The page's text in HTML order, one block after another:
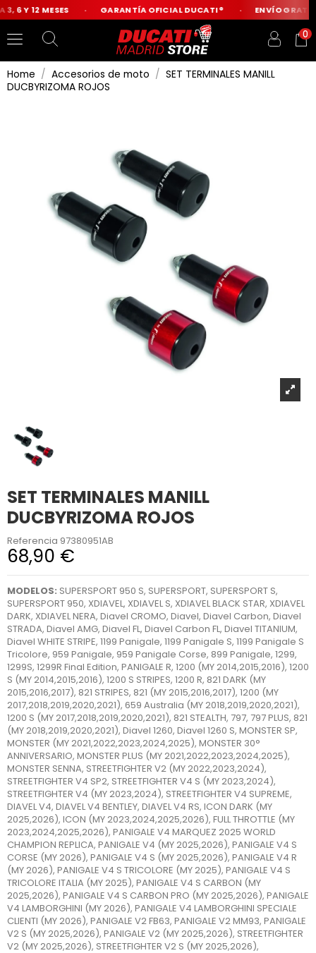
6 Y 12 MESES GARANTÍA OFICIAL DUCATI® ENVÍO GRATIS
0
Home Accesorios de moto
SET TERMINALES MANILL
DUCBYRIZOMA ROJOS
SET TERMINALES MANILL
DUCBYRIZOMA ROJOS
Referencia 97380951AB
68,90 €
MODELOS: SUPERSPORT 950 S, SUPERSPORT, SUPERSPORT S,
SUPERSPORT 950, XDIAVEL, XDIAVEL S, XDIAVEL BLACK STAR, XDIAVEL
DARK, XDIAVEL NERA, Diavel CROMO, Diavel, Diavel Carbon, Diavel
STRADA, Diavel AMG, Diavel FL, Diavel Carbon FL, Diavel TITANIUM,
Diavel WHITE STRIPE, 1199 Panigale, 1199 Panigale S, 1199 Panigale S
Tricolore, 959 Panigale, 959 Panigale Corse, 899 Panigale, 1299,
1299S, 1299R Final Edition, PANIGALE R, 1200 (MY 2014,2015,2016), 1200
S (MY 2014,2015,2016), 1200 S STRIPES, 1200 R, 821 DARK (MY
2015,2016,2017), 821 STRIPES, 821 (MY 2015,2016,2017), 1200 (MY
2017,2018,2019,2020,2021), 659 Australia (MY 2018,2019,2020,2021),
1200 S (MY 2017,2018,2019,2020,2021), 821 STEALTH, 797, 797 PLUS, 821
(MY 2018,2019,2020,2021), Diavel 1260, Diavel 1260 S, MONSTER SP,
MONSTER (MY 2021,2022,2023,2024,2025), MONSTER 30°
ANNIVERSARIO, MONSTER PLUS (MY 2021,2022,2023,2024,2025),
MONSTER SENNA, STREETFIGHTER V2 (MY 2022,2023,2024),
STREETFIGHTER V4 SP2, STREETFIGHTER V4 S (MY 2023,2024),
STREETFIGHTER V4 (MY 2023,2024), STREETFIGHTER V4 SUPREME,
DIAVEL V4, DIAVEL V4 BENTLEY, DIAVEL V4 RS, ICON DARK (MY
2025,2026), ICON (MY 2023,2024,2025,2026), FULL THROTTLE (MY
2023,2024,2025,2026), PANIGALE V4 MARQUEZ 2025 WORLD
CHAMPION REPLICA, PANIGALE V4 (MY 2025,2026), PANIGALE V4 S
CORSE (MY 2026), PANIGALE V4 S (MY 2025,2026), PANIGALE V4 R
(MY 2026), PANIGALE V4 S TRICOLORE (MY 2025), PANIGALE V4 S
TRICOLORE ITALIA (MY 2025), PANIGALE V4 S CARBON (MY
2025,2026), PANIGALE V4 S CARBON PRO (MY 2025,2026), PANIGALE
V4 LAMBORGHINI (MY 2026), PANIGALE V4 LAMBORGHINI SPECIALE
CLIENTI (MY 2026), PANIGALE V2 FB63, PANIGALE V2 MM93, PANIGALE
V2 S (MY 2025,2026), PANIGALE V2 (MY 2025,2026), STREETFIGHTER
V2 (MY 2025,2026), STREETFIGHTER V2 S (MY 2025,2026),